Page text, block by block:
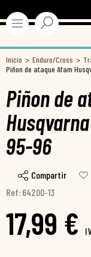
Inicio Enduro/Cross
Piñon de ataque Afam
Piñon de
Husqvarna
95-96
Compartir
Ref: 64200-13
17,99 €